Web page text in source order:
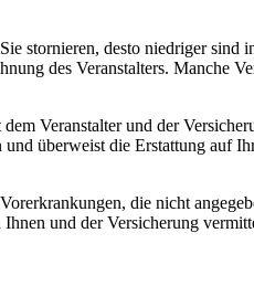
stornieren, desto niedriger sind
des Veranstalters. Manche
Veranstalter und der
überweist die Erstattung auf
die nicht
und der Versicherung